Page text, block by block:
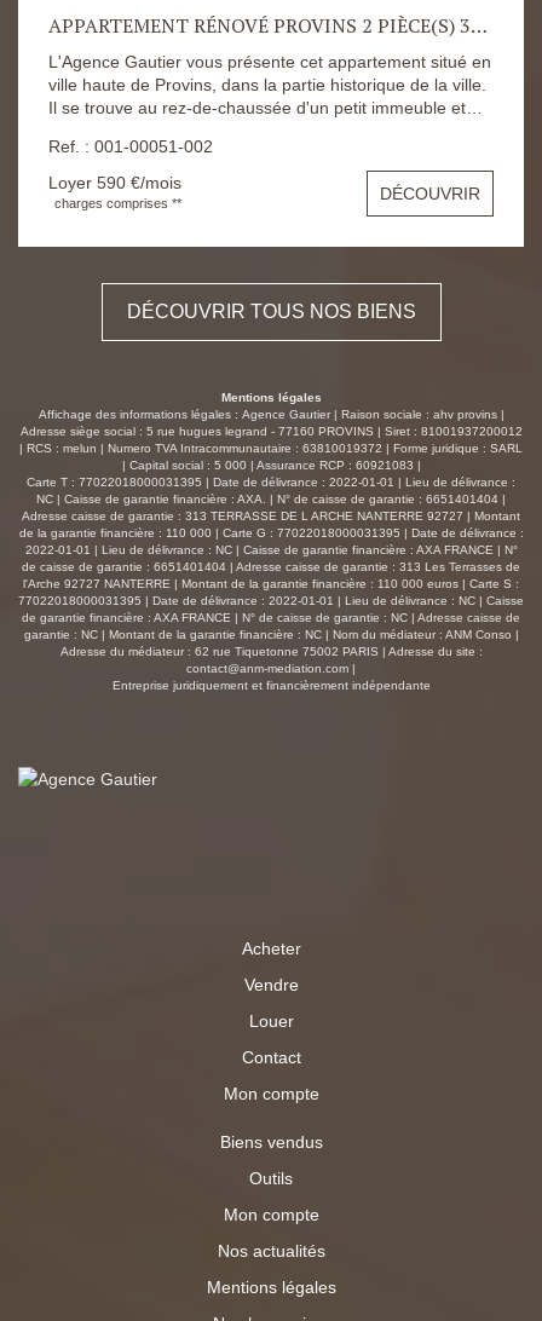
APPARTEMENT RÉNOVÉ PROVINS 2 PIÈCE(S) 33.66 M2
L'Agence Gautier vous présente cet appartement situé en
ville haute de Provins, dans la partie historique de la ville.
Il se trouve au rez-de-chaussée d'un petit immeuble et
commune calme et agréable. Le logement se compose
comme suit: Une entrée, un séjour sur rue, une chambre
sur cour, une pièce cuisine individuelle, une salle d'eau
sont consultables sur le site
Ref. : 001-00051-002
Loyer 590 €/mois
charges comprises ** DÉCOUVRIR
DÉCOUVRIR TOUS NOS BIENS
Mentions légales
Affichage des informations légales : Agence Gautier | Raison sociale : ahv provins |
Adresse siège social : 5 rue hugues legrand - 77160 PROVINS | Siret : 81001937200012
| RCS : melun | Numero TVA Intracommunautaire : 63810019372 | Forme juridique : SARL
| Capital social : 5 000 | Assurance RCP : 60921083 |
Carte T : 77022018000031395 | Date de délivrance : 2022-01-01 | Lieu de délivrance :
NC | Caisse de garantie financière : AXA. | N° de caisse de garantie : 6651401404 |
Adresse caisse de garantie : 313 TERRASSE DE L ARCHE NANTERRE 92727 | Montant
de la garantie financière : 110 000 | Carte G : 77022018000031395 | Date de délivrance :
2022-01-01 | Lieu de délivrance : NC | Caisse de garantie financière : AXA FRANCE | N°
de caisse de garantie : 6651401404 | Adresse caisse de garantie : 313 Les Terrasses de
l'Arche 92727 NANTERRE | Montant de la garantie financière : 110 000 euros | Carte S :
77022018000031395 | Date de délivrance : 2022-01-01 | Lieu de délivrance : NC | Caisse
de garantie financière : AXA FRANCE | N° de caisse de garantie : NC | Adresse caisse de
garantie : NC | Montant de la garantie financière : NC | Nom du médiateur : ANM Conso |
Adresse du médiateur : 62 rue Tiquetonne 75002 PARIS | Adresse du site :
contact@anm-mediation.com |
Entreprise juridiquement et financièrement indépendante
Acheter
Vendre
Louer
Contact
Mon compte
Biens vendus
Outils
Mon compte
Nos actualités
Mentions légales